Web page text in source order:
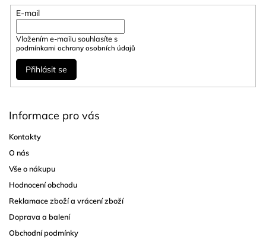
E-mail
Vložením e-mailu souhlasíte s
podmínkami ochrany osobních údajů
Přihlásit se
Informace pro vás
Kontakty
O nás
Vše o nákupu
Hodnocení obchodu
Reklamace zboží a vrácení zboží
Doprava a balení
Obchodní podmínky